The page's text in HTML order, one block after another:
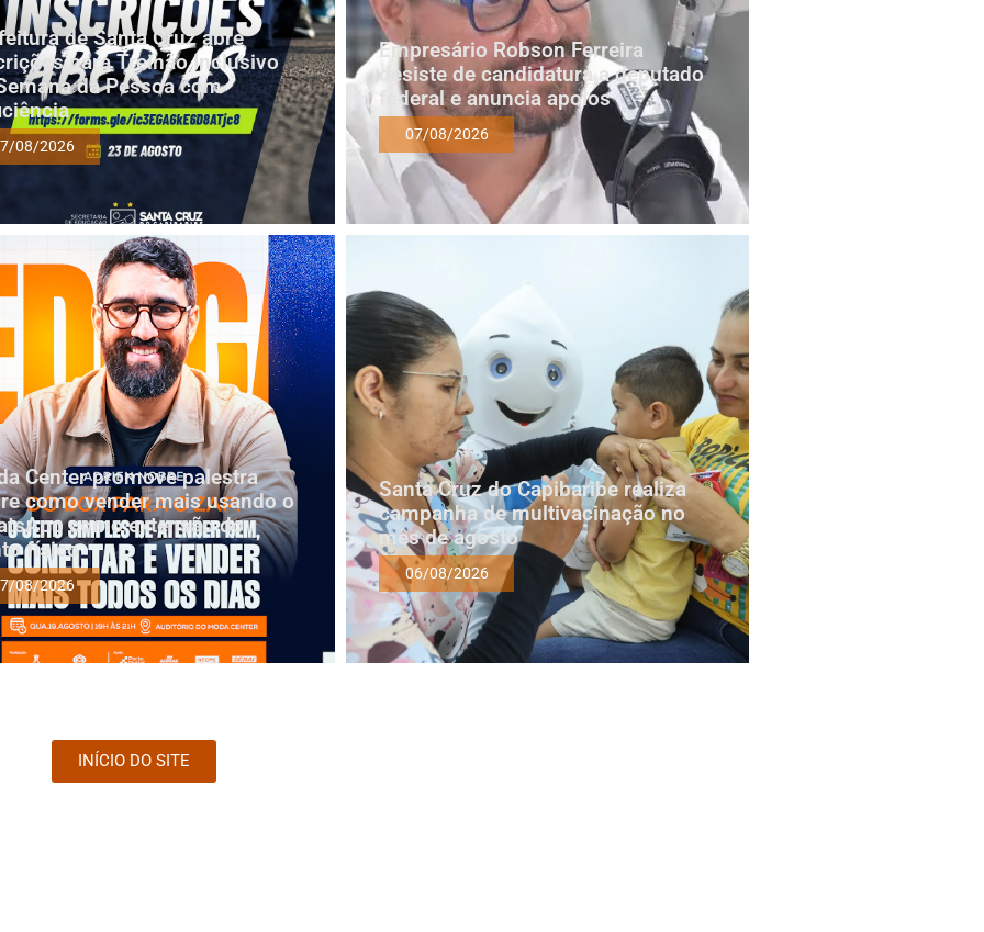
de Santa Cruz abre
para Treinão Inclusivo
da Pessoa com
08/2026
Empresário Robson Ferreira
desiste de candidatura a deputado
federal e anuncia apoios
07/08/2026
Center promove palestra
como vender mais usando o
como extensão do
físico
08/2026
Santa Cruz do Capibaribe realiza
campanha de multivacinação no
mês de agosto
06/08/2026
INÍCIO DO SITE